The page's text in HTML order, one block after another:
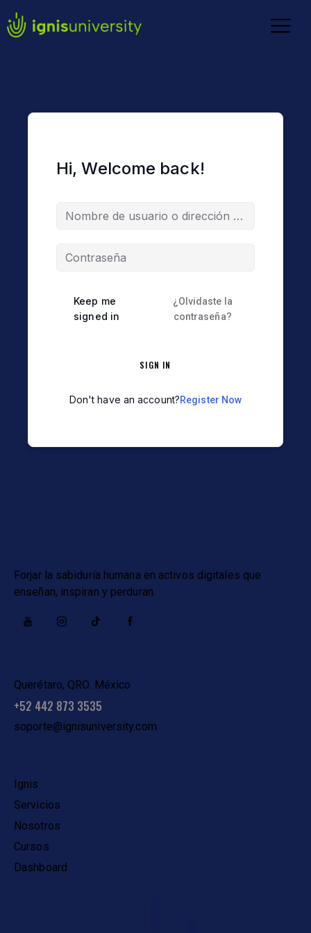
Hi, Welcome back!
Keep me
signed in
¿Olvidaste la
contraseña?
SIGN IN
Don't have an account?Register Now
Forjar la sabiduría humana en activos digitales que
enseñan, inspiran y perduran.
Querétaro, QRO. México
+52 442 873 3535
soporte@ignisuniversity.com
Ignis
Servicios
Nosotros
Cursos
Dashboard